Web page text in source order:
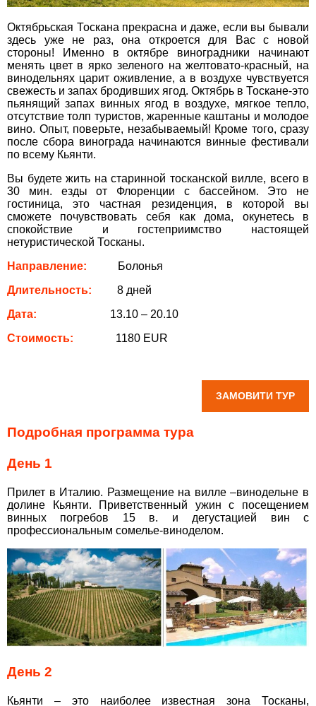
вул. Старокозацька
10
+38 (067) 180-32-43,
+38 (099) 180-32-43,
+38 (093) 180-32-43 ,
0800 33 01 80
dp_city@aventour.ua
Пн. - Пт. 9:00 - 18:00
Запоріжжя
вул. Сумська 77/79
+38 (067) 180-32-43,
+38 (099) 180-32-43
+38 (093) 180-32-43
0800 33 01 80
kh_city@aventour.ua
Пн. - Пт. 9:00 - 18:00
Сб 10:00 - 15:00
Октябрьская Тоскана прекрасна и даже, если вы бывали
здесь уже не раз, она откроется для Вас с новой
стороны! Именно в октябре виноградники начинают
менять цвет в ярко зеленого на желтовато-красный, на
винодельнях царит оживление, а в воздухе чувствуется
свежесть и запах бродивших ягод. Октябрь в Тоскане-это
пьянящий запах винных ягод в воздухе, мягкое тепло,
отсутствие толп туристов, жаренные каштаны и молодое
вино. Опыт, поверьте, незабываемый! Кроме того, сразу
после сбора винограда начинаются винные фестивали
по всему Кьянти.
Вы будете жить на старинной тосканской вилле, всего в
30 мин. езды от Флоренции с бассейном. Это не
гостиница, это частная резиденция, в которой вы
сможете почувствовать себя как дома, окунетесь в
спокойствие и гостеприимство настоящей
нетуристической Тосканы.
Направление: Болонья
Длительность:
8 дней
Дата: 13.10 – 20.10
Стоимость:
1180 EUR
ЗАМОВИТИ ТУР
Подробная программа тура
День 1
Прилет в Италию. Размещение на вилле –винодельне в
долине Кьянти. Приветственный ужин с посещением
винных погребов 15 в. и дегустацией вин с
профессиональным сомелье-виноделом.
День 2
Кьянти – это наиболее известная зона Тосканы,